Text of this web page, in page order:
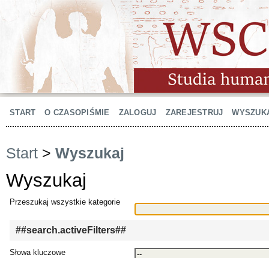
START O CZASOPIŚMIE ZALOGUJ ZAREJESTRUJ
Start > Wyszukaj
Wyszukaj
Przeszukaj wszystkie kategorie
##search.activeFilters##
Słowa kluczowe